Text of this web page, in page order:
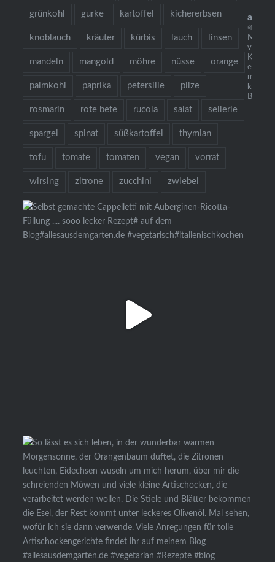
grünkohl gurke kartoffel kichererbsen
knoblauch kräuter kürbis lauch linsen
mandeln mangold möhre nüsse orange
palmkohl paprika petersilie pilze
rosmarin rote bete rucola salat sellerie
spargel spinat süßkartoffel thymian
tofu tomate tomaten vegan vorrat
wirsing zitrone zucchini zwiebel
🌱
Neu:
es gibt
mehr